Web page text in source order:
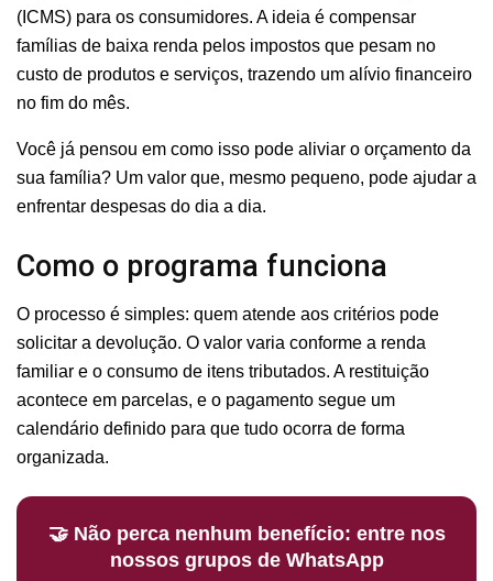
(ICMS) para os consumidores. A ideia é compensar
famílias de baixa renda pelos impostos que pesam no
custo de produtos e serviços, trazendo um alívio financeiro
no fim do mês.
Você já pensou em como isso pode aliviar o orçamento da
sua família? Um valor que, mesmo pequeno, pode ajudar a
enfrentar despesas do dia a dia.
Como o programa funciona
O processo é simples: quem atende aos critérios pode
solicitar a devolução. O valor varia conforme a renda
familiar e o consumo de itens tributados. A restituição
acontece em parcelas, e o pagamento segue um
calendário definido para que tudo ocorra de forma
organizada.
🤝 Não perca nenhum benefício: entre nos
nossos grupos de WhatsApp